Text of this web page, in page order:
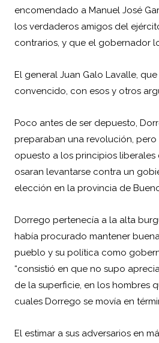
encomendado a Manuel José
los verdaderos amigos del
contrarios, y que el gobernador
El general Juan Galo Lavalle,
convencido, con esos y otros
Poco antes de ser depuesto,
preparaban una revolución,
opuesto a los principios liberales
osaran levantarse contra un
elección en la provincia de
Dorrego pertenecía a la alta
había procurado mantener
pueblo y su política como
“consistió en que no supo
de la superficie, en los hombres
cuales Dorrego se movía en
El estimar a sus adversarios en